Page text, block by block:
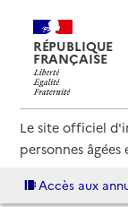
RÉPUBLIQUE
FRANÇAISE
Le site officiel
personnes âgées
Accès aux